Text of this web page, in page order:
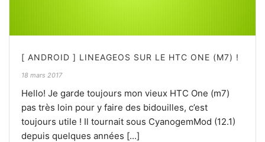
[ ANDROID ] LINEAGEOS SUR LE HTC ONE (M7) !
18 mars 2017
Hello! Je garde toujours mon vieux HTC One (m7)
pas très loin pour y faire des bidouilles, c’est
toujours utile ! Il tournait sous CyanogemMod (12.1)
depuis quelques années [...]